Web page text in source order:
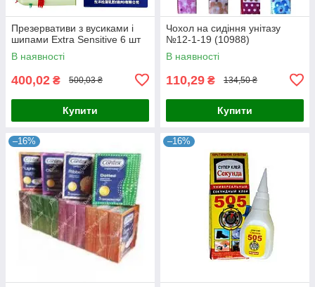
Презервативи з вусиками і
шипами Extra Sensitive 6 шт
В наявності
400,02 ₴ 500,03 ₴
Купити
Чохол на сидіння унітазу
№12-1-19 (10988)
В наявності
110,29 ₴ 134,50 ₴
Купити
–16% –16%